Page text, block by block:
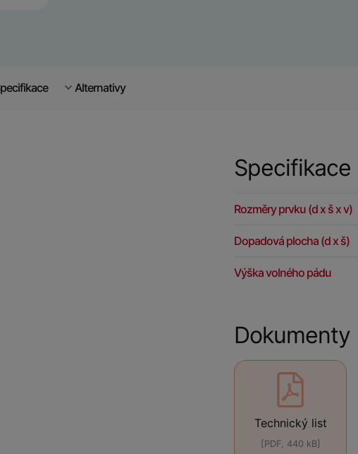
Alternativy
Specifikace
Rozměry prvku (d x š x v)
Dopadová plocha (d x š)
Výška volného pádu
Dokumenty
Technický list
[PDF, 440 kB]